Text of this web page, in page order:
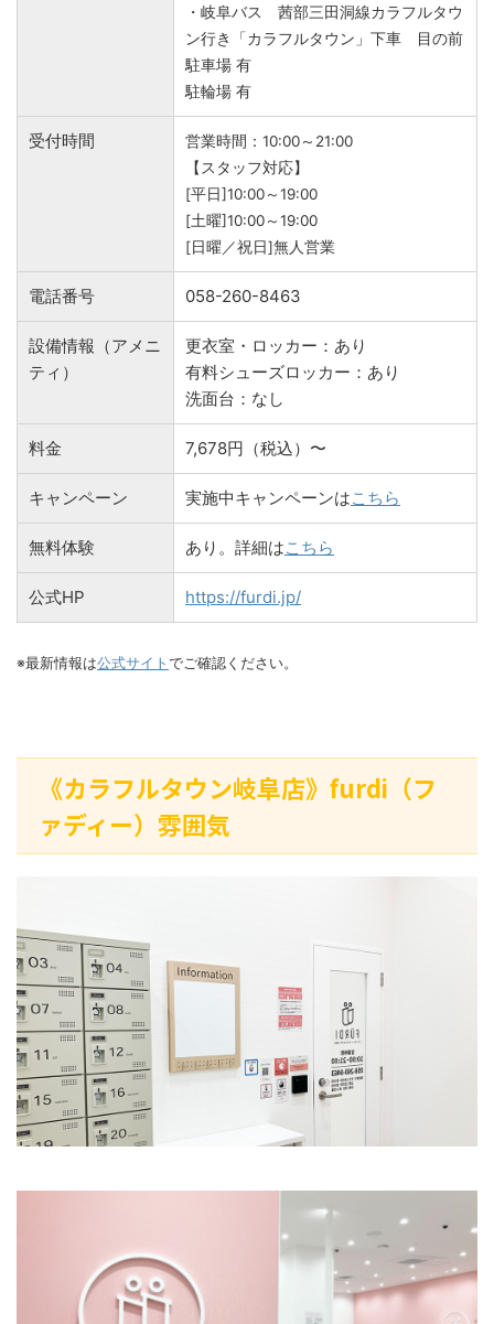
・岐阜バス 茜部三田洞線カラフルタウ
ン行き「カラフルタウン」下車 目の前
駐車場 有
駐輪場 有
受付時間
営業時間：10:00～21:00
【スタッフ対応】
[平日]10:00～19:00
[土曜]10:00～19:00
[日曜／祝日]無人営業
電話番号 058-260-8463
設備情報（アメニ
ティ）
更衣室・ロッカー：あり
有料シューズロッカー：あり
洗面台：なし
料金 7,678円（税込）〜
キャンペーン 実施中キャンペーンはこちら
無料体験 あり。詳細はこちら
公式HP https://furdi.jp/
※最新情報は公式サイト でご確認ください。
《カラフルタウン岐阜店》furdi（フ
ァディー）雰囲気